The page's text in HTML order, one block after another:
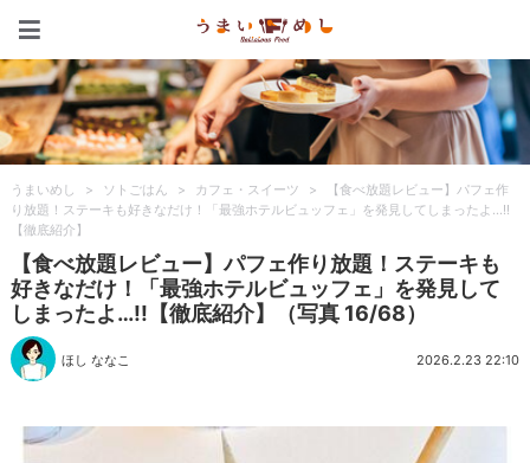
うまいめし > ソトごはん > カフェ・スイーツ >
【食べ放題レビュー】パフェ作
り放題！ステーキも好きなだけ！「最強ホテルビュッフェ」を発見してしまったよ…!!
【徹底紹介】
【食べ放題レビュー】パフェ作り放題！ステーキも
好きなだけ！「最強ホテルビュッフェ」を発見して
しまったよ…!!【徹底紹介】（写真 16/68）
ほし ななこ 2026.2.23 22:10